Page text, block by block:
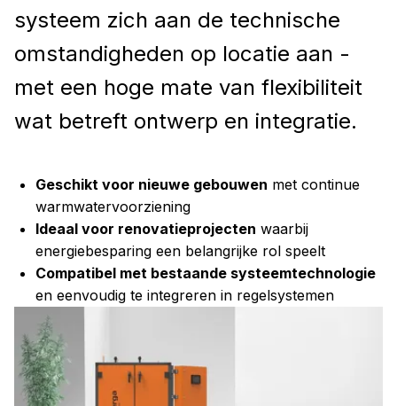
systeem zich aan de technische
omstandigheden op locatie aan -
met een hoge mate van flexibiliteit
wat betreft ontwerp en integratie.
Geschikt voor nieuwe gebouwen met continue
warmwatervoorziening
Ideaal voor renovatieprojecten waarbij
energiebesparing een belangrijke rol speelt
Compatibel met bestaande systeemtechnologie
en eenvoudig te integreren in regelsystemen